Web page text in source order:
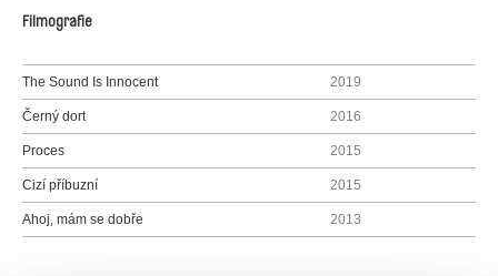
Filmografie
The Sound Is Innocent 2019
Černý dort 2016
Proces 2015
Cizí příbuzní 2015
Ahoj, mám se dobře 2013